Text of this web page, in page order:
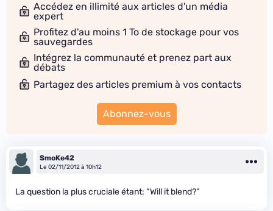
Accédez en illimité aux articles d'un média
expert
Profitez d'au moins 1 To de stockage pour vos
sauvegardes
Intégrez la communauté et prenez part aux
débats
Partagez des articles premium à vos contacts
Abonnez-vous
SmoKe42
Le 02/11/2012 à 10h12
La question la plus cruciale étant: “Will it blend?”